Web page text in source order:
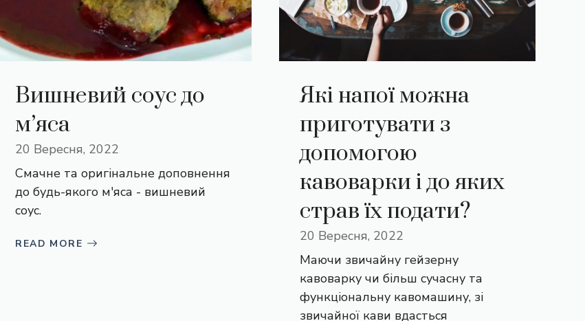
Вишневий соус до
м’яса
20 Вересня, 2022
Смачне та оригінальне доповнення
до будь-якого м'яса - вишневий
соус.
READ MORE
Які напої можна
приготувати з
допомогою
кавоварки і до яких
страв їх подати?
20 Вересня, 2022
Маючи звичайну гейзерну
кавоварку чи більш сучасну та
функціональну кавомашину, зі
звичайної кави вдасться